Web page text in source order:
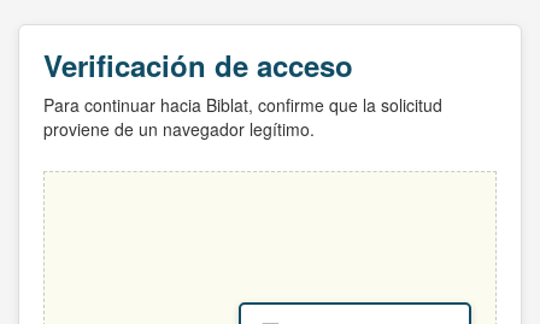
Verificación de acceso
Para continuar hacia Biblat, confirme que la solicitud
proviene de un navegador legítimo.